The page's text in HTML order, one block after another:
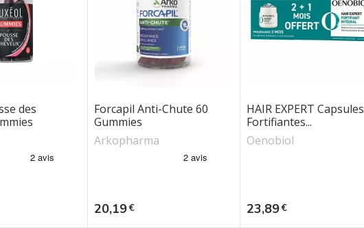
des
Forcapil Anti-Chute 60
Gummies
Arkopharma
Prix
20,19€
HAIR EXPERT Capsules
Fortifiantes...
Oenobiol
Prix
23,89€